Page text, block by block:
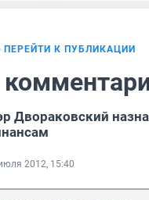
ПЕРЕЙТИ К ПУБЛИКАЦИИ
Двораковский
2012, 15:40